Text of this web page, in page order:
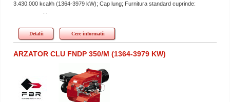
3.430.000 kcal/h (1364-3979 kW); Cap lung; Furnitura standard cuprinde:
Detalii Cere informatii
ARZATOR CLU FNDP 350/M (1364-3979 KW)